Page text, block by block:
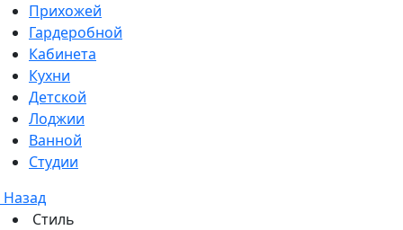
Прихожей
Гардеробной
Кабинета
Кухни
Детской
Лоджии
Ванной
Студии
Назад
Стиль